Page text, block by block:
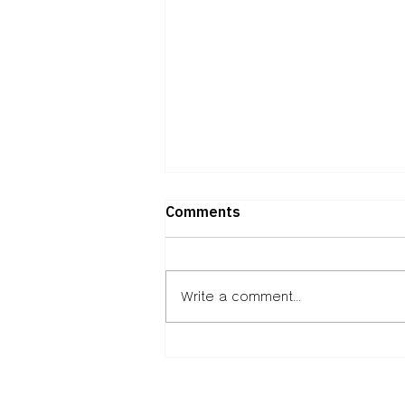
Comments
Write a comment...